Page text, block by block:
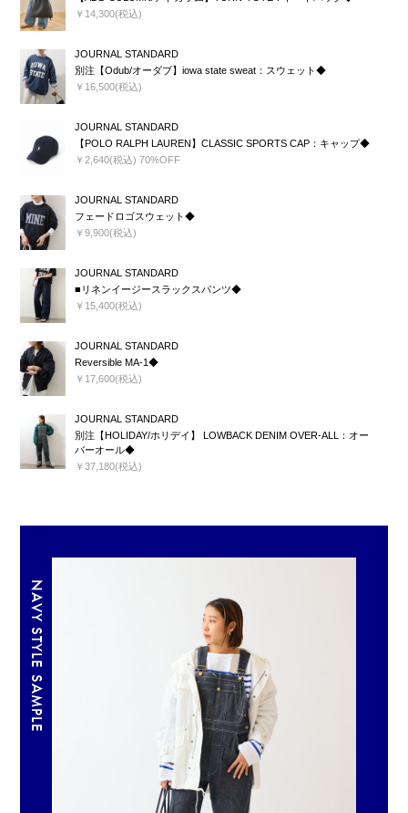
￥14,300(税込)
JOURNAL STANDARD
別注【Odub/オーダブ】iowa state sweat：スウェット◆
￥16,500(税込)
JOURNAL STANDARD
【POLO RALPH LAUREN】CLASSIC SPORTS CAP：キャップ◆
￥2,640(税込) 70%OFF
JOURNAL STANDARD
フェードロゴスウェット◆
￥9,900(税込)
JOURNAL STANDARD
■リネンイージースラックスパンツ◆
￥15,400(税込)
JOURNAL STANDARD
Reversible MA-1◆
￥17,600(税込)
JOURNAL STANDARD
別注【HOLIDAY/ホリデイ】 LOWBACK DENIM OVER-ALL：オー
バーオール◆
￥37,180(税込)
NAVY STYLE SAMPLE